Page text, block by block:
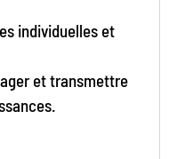
individuelles et
et transmettre